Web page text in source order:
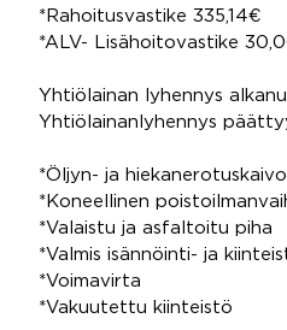
*Rahoitusvastike 335,14€
*ALV- Lisähoitovastike
Yhtiölainan lyhennys
Yhtiölainanlyhennys
*Öljyn- ja hiekanerotuskaivo
*Koneellinen
*Valaistu ja asfaltoitu piha
*Valmis isännöinti- ja
*Voimavirta
*Vakuutettu kiinteistö